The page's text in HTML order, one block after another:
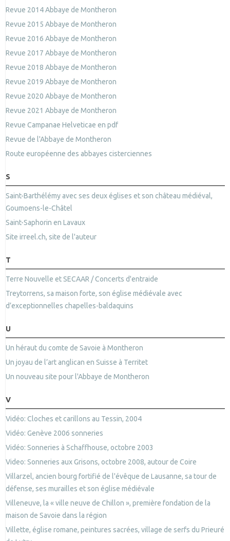
Revue 2014 Abbaye de Montheron
Revue 2015 Abbaye de Montheron
Revue 2016 Abbaye de Montheron
Revue 2017 Abbaye de Montheron
Revue 2018 Abbaye de Montheron
Revue 2019 Abbaye de Montheron
Revue 2020 Abbaye de Montheron
Revue 2021 Abbaye de Montheron
Revue Campanae Helveticae en pdf
Revue de l'Abbaye de Montheron
Route européenne des abbayes cisterciennes
S
Saint-Barthélémy avec ses deux églises et son château médiéval,
Goumoens-le-Châtel
Saint-Saphorin en Lavaux
Site irreel.ch, site de l'auteur
T
Terre Nouvelle et SECAAR / Concerts d'entraide
Treytorrens, sa maison forte, son église médiévale avec
d’exceptionnelles chapelles-baldaquins
U
Un héraut du comte de Savoie à Montheron
Un joyau de l’art anglican en Suisse à Territet
Un nouveau site pour l'Abbaye de Montheron
V
Vidéo: Cloches et carillons au Tessin, 2004
Vidéo: Genève 2006 sonneries
Vidéo: Sonneries à Schaffhouse, octobre 2003
Video: Sonneries aux Grisons, octobre 2008, autour de Coire
Villarzel, ancien bourg fortifié de l'évêque de Lausanne, sa tour de
défense, ses murailles et son église médiévale
Villeneuve, la « ville neuve de Chillon », première fondation de la
maison de Savoie dans la région
Villette, église romane, peintures sacrées, village de serfs du Prieuré